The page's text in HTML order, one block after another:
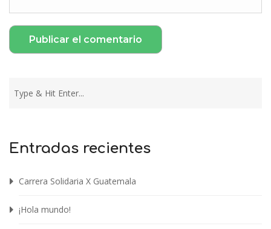
Entradas recientes
Carrera Solidaria X Guatemala
¡Hola mundo!